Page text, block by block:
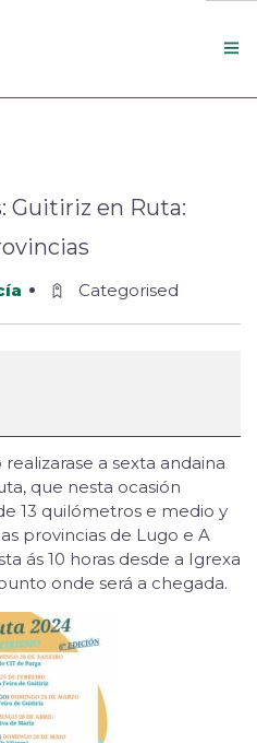
Guitiriz en Ruta:
Categorised
a sexta andaina
que nesta ocasión
13 quilómetros e medio y
provincias de Lugo e A
ás 10 horas desde a Igrexa
onde será a chegada.